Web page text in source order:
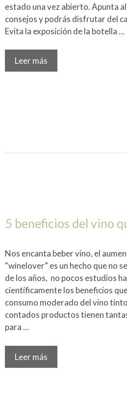
estado una vez abierto. Apunta
consejos y podrás disfrutar del
Evita la exposición de la botella …
Leer más
5 beneficios del vino
Nos encanta beber vino, el
“winelover” es un hecho que no
de los años, no pocos estudios
científicamente los beneficios
consumo moderado del vino
contados productos tienen
para …
Leer más